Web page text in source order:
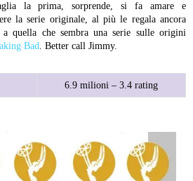
la prima, sorprende, si fa amare e
la serie originale, al più le regala ancora
quella che sembra una serie sulle origini
Bad. Better call Jimmy.
6.9 milioni – 3.4 rating